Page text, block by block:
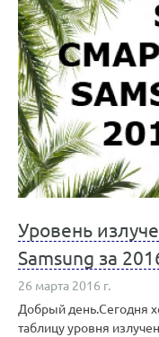
Уровень
Samsung за
26 марта 2016 г.
Добрый день.Сегодня
таблицу уровня